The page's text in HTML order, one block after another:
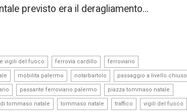
previsto era il deragliamento…
vigili del fuoco ferrovia cardillo ferroviario
mobilita palermo notarbartolo passaggio a livello chiuso
passante ferroviario palermo piazza tommaso natale
tommaso natale tommaso natale traffico vigili del fuoco